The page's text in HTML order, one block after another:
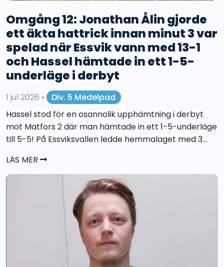
Omgång 12: Jonathan Ålin gjorde
ett äkta hattrick innan minut 3 var
spelad när Essvik vann med 13-1
och Hassel hämtade in ett 1-5-
underläge i derbyt
1 jul 2026 •
Div. 5 Medelpad
Hassel stod för en osannolik upphämtning i derbyt
mot Matfors 2 där man hämtade in ett 1-5-underläge
till 5-5! På Essviksvallen ledde hemmalaget med 3...
LÄS MER